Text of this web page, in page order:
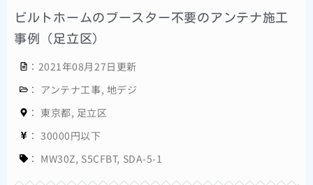
ビルトホームのブースター不要のアンテナ施工
事例（足立区）
：2021年08月27日更新
： アンテナ工事, 地デジ
： 東京都, 足立区
： 30000円以下
： MW30Z, S5CFBT, SDA-5-1